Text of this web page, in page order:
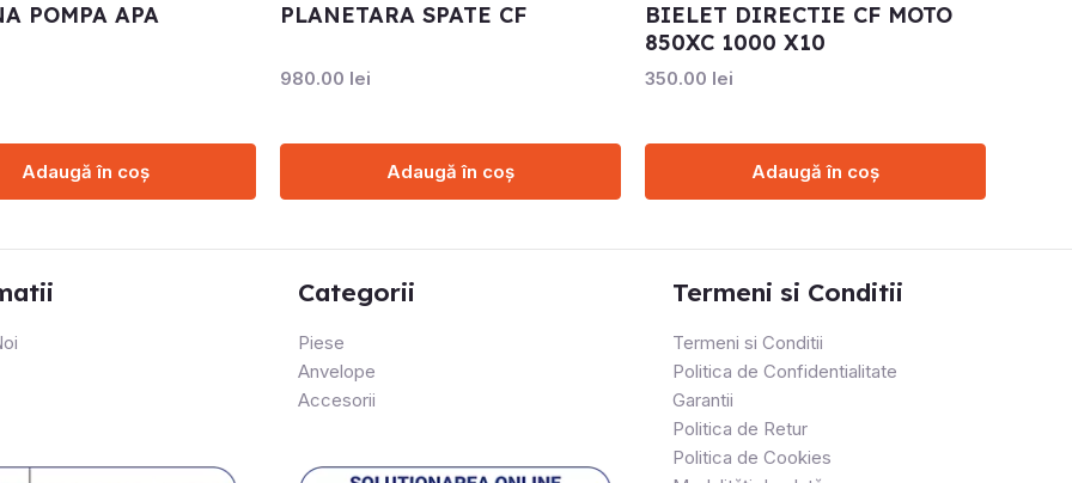
POMPA APA
Adaugă în coș
PLANETARA SPATE CF
980.00 lei
Adaugă în coș
BIELET DIRECTIE CF MOTO
850XC 1000 X10
350.00 lei
Adaugă în coș
Categorii
Piese
Anvelope
Accesorii
Termeni si Conditii
Termeni si Conditii
Politica de Confidentialitate
Garantii
Politica de Retur
Politica de Cookies